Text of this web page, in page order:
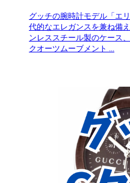
グッチの腕時計モデル「エ
代的なエレガンスを兼ね備
ンレススチール製のケース
クオーツムーブメント ...